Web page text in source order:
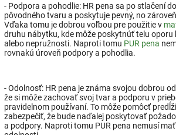
- Podpora a pohodlie: HR pena sa po stlačení
pôvodného tvaru a poskytuje pevný, no
Vďaka tomu je dobrou voľbou pre použitie v
druhu nábytku, kde môže poskytnúť telu
alebo nepružnosti. Naproti tomu PUR pena
rovnakú úroveň podpory a pohodlia.
- Odolnosť: HR pena je známa svojou dobrou
že si môže zachovať svoj tvar a podporu v
pravidelnom používaní. To môže pomôcť
zabezpečiť, že bude naďalej poskytovať
a podpory. Naproti tomu PUR pena nemusí